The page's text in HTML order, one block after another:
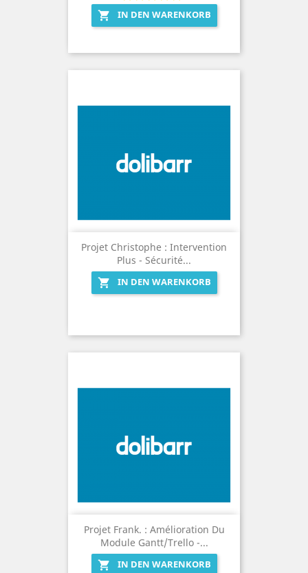
 IN DEN WARENKORB
Projet Christophe : Intervention
Plus - Sécurité...

IN DEN WARENKORB
Projet Frank. : Amélioration Du
Module Gantt/Trello -...

IN DEN WARENKORB